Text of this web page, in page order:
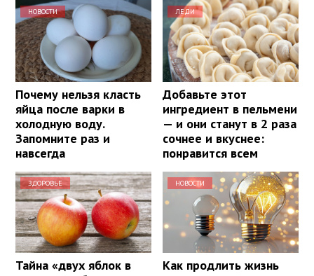
НОВОСТИ
Почему нельзя класть
яйца после варки в
холодную воду.
Запомните раз и
навсегда
ЛЕДИ
Добавьте этот
ингредиент в пельмени
— и они станут в 2 раза
сочнее и вкуснее:
понравится всем
ЗДОРОВЬЕ
Тайна «двух яблок в
НОВОСТИ
Как продлить жизнь